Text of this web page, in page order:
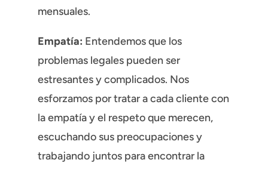
mensuales.
Empatía: Entendemos que los
problemas legales pueden ser
estresantes y complicados. Nos
esforzamos por tratar a cada cliente con
la empatía y el respeto que merecen,
escuchando sus preocupaciones y
trabajando juntos para encontrar la